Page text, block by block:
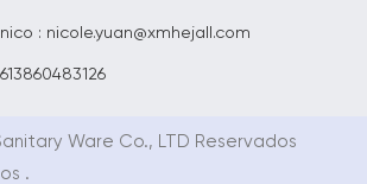
: nicole.yuan@xmhejall.com
Ware Co., LTD Reservados
.